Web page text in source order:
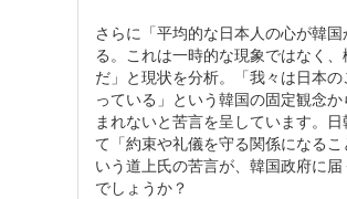
さらに「平均的な日本人の心が韓
る。これは一時的な現象ではなく
だ」と現状を分析。「我々は日本
っている」という韓国の固定観念
まれないと苦言を呈しています。
て「約束や礼儀を守る関係になるこ
いう道上氏の苦言が、韓国政府に
でしょうか？